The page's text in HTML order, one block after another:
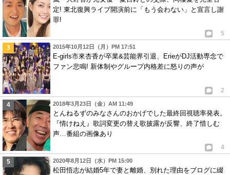
定! 東北復興ライブ開演前に「もう会わない」と宣言し謝
罪!
5
2015年10月12日（月）PM 17:51
E-girls市來杏香が卒業&芸能界引退、ErieがDJ活動専念で
ファン悲鳴! 新体制やグループ内格差に怒りの声が
2
2018年3月23日（金）AM 11:49
とんねるずのみなさんのおかげでした最終回視聴率発表。
『情けねえ』歌詞変更の替え歌披露が反響、終了惜しむ
声…番組の画像あり
4
2020年8月12日（水）PM 15:00
松田悟志が結婚5年で妻と離婚、別れた理由をブログに綴